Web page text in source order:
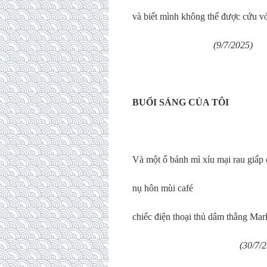
và biết mình không thể được cứu
(9/7/2025)
BUỔI SÁNG CỦA TÔI
Và một ổ bánh mì xíu mại rau giấp
nụ hôn mùi café
chiếc điện thoại thủ dâm thằng
(30/7/